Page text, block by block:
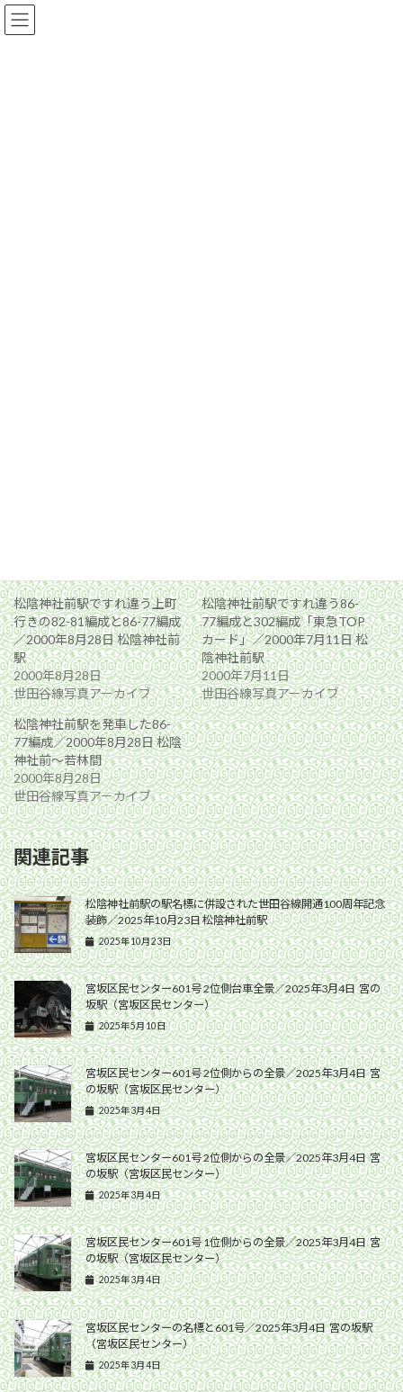
コ
ン
ナ
ビ
松陰神社前駅ですれ違う上町
行きの82-81編成と86-77編成
／2000年8月28日 松陰神社前
駅
2000年8月28日
世田谷線写真アーカイブ
松陰神社前駅ですれ違う86-
77編成と302編成「東急TOP
カード」／2000年7月11日 松
陰神社前駅
2000年7月11日
世田谷線写真アーカイブ
松陰神社前駅を発車した86-
77編成／2000年8月28日 松陰
神社前〜若林間
2000年8月28日
世田谷線写真アーカイブ
関連記事
松陰神社前駅の駅名標に併設された世田谷線開通100周年記念
装飾／2025年10月23日 松陰神社前駅
2025年10月23日
宮坂区民センター601号 2位側台車全景／2025年3月4日 宮の
坂駅（宮坂区民センター）
2025年5月10日
宮坂区民センター601号 2位側からの全景／2025年3月4日 宮
の坂駅（宮坂区民センター）
2025年3月4日
宮坂区民センター601号 2位側からの全景／2025年3月4日 宮
の坂駅（宮坂区民センター）
2025年3月4日
宮坂区民センター601号 1位側からの全景／2025年3月4日 宮
の坂駅（宮坂区民センター）
2025年3月4日
宮坂区民センターの名標と601号／2025年3月4日 宮の坂駅
（宮坂区民センター）
2025年3月4日